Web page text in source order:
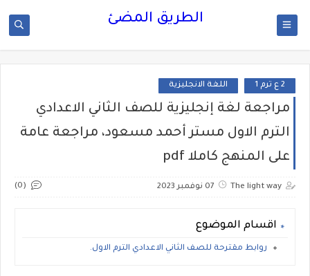
الطريق المضئ
2 ع ترم 1 اللغة الانجليزية
مراجعة لغة إنجليزية للصف الثاني الاعدادي
الترم الاول مستر أحمد مسعود، مراجعة عامة
على المنهج كاملا pdf
The light way 07 نوفمبر 2023 (0)
اقسام الموضوع
روابط مقترحة للصف الثاني الاعدادي الترم الاول.